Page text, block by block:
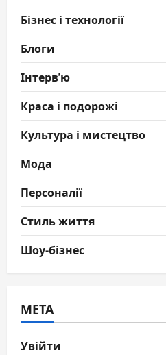
Бізнес і технології
Блоги
Інтерв'ю
Краса і подорожі
Культура і мистецтво
Мода
Персоналії
Стиль життя
Шоу-бізнес
МЕТА
Увійти